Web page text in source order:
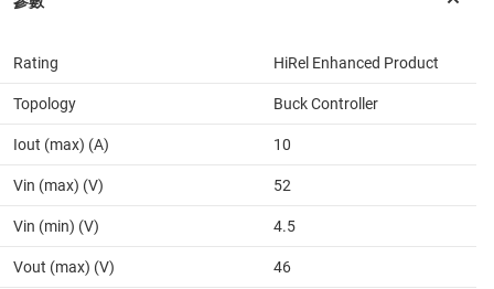
Rating HiRel Enhanced Product
Topology Buck Controller
Iout (max) (A) 10
Vin (max) (V) 52
Vin (min) (V) 4.5
Vout (max) (V) 46